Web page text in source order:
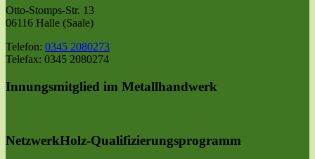
Otto-Stomps-Str. 13
06116 Halle (Saale)
Telefon: 0345 2080273
Telefax: 0345 2080274
Innungsmitglied im Metallhandwerk
NetzwerkHolz-Qualifizierungsprogramm